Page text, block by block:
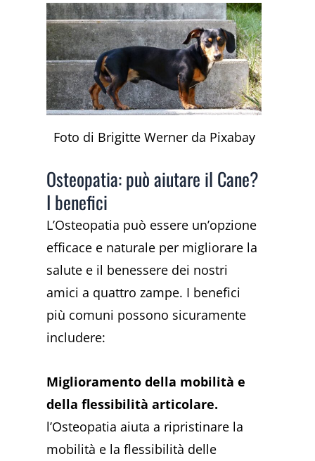
Foto di Brigitte Werner da Pixabay
Osteopatia: può aiutare il Cane?
I benefici
L’Osteopatia può essere un’opzione
efficace e naturale per migliorare la
salute e il benessere dei nostri
amici a quattro zampe. I benefici
più comuni possono sicuramente
includere:
Miglioramento della mobilità e
della flessibilità articolare.
l’Osteopatia aiuta a ripristinare la
mobilità e la flessibilità delle